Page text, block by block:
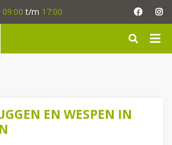
09:00 t/m 17:00
EN WESPEN IN